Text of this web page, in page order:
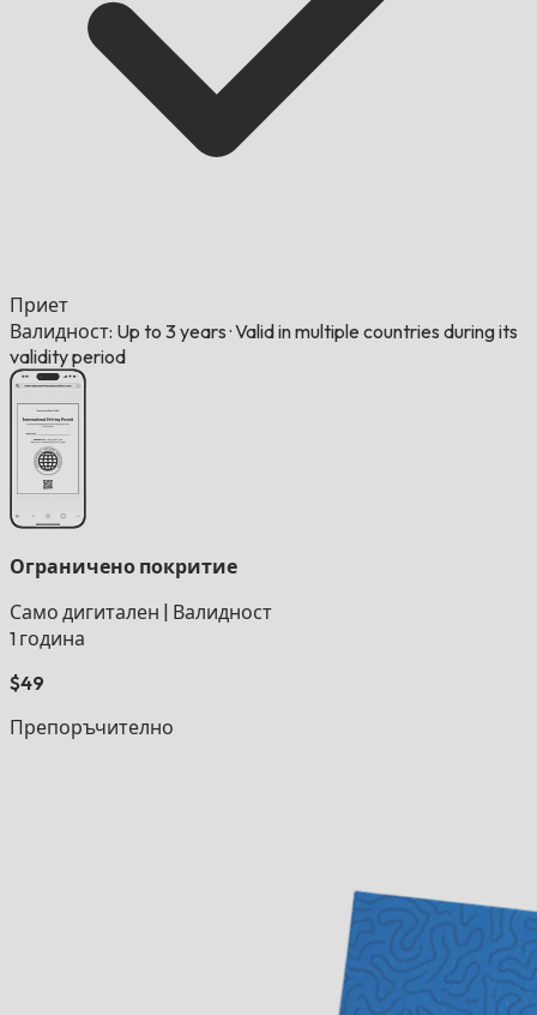
Приет
Валидност: Up to 3 years ·Valid in multiple countries during its
validity period
Ограничено покритие
Само дигитален
Валидност
1 година
$49
Препоръчително